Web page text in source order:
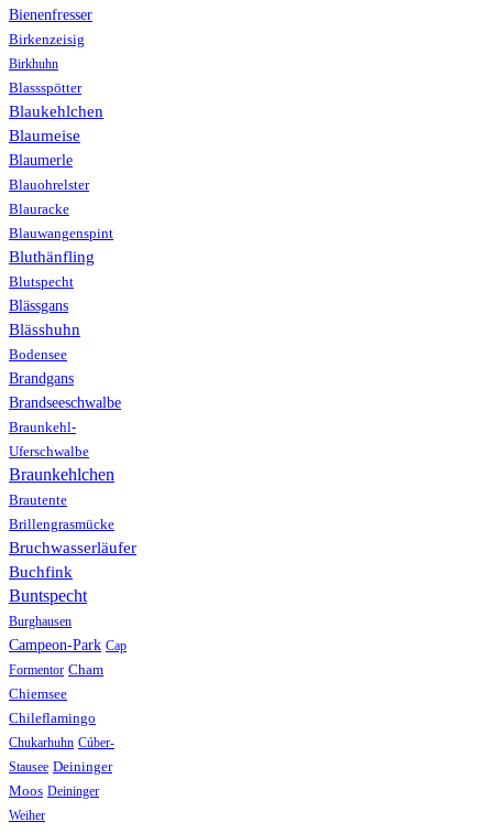
Bienenfresser
Birkenzeisig
Birkhuhn
Blassspötter
Blaukehlchen
Blaumeise
Blaumerle
Blauohrelster
Blauracke
Blauwangenspint
Bluthänfling
Blutspecht
Blässgans
Blässhuhn
Bodensee
Brandgans
Brandseeschwalbe
Braunkehl-
Uferschwalbe
Braunkehlchen
Brautente
Brillengrasmücke
Bruchwasserläufer
Buchfink
Buntspecht
Burghausen
Campeon-Park Cap
Formentor Cham
Chiemsee
Chileflamingo
Chukarhuhn Cúber-
Stausee Deininger
Moos Deininger
Weiher